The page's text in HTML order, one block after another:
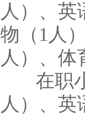
人）、英
物（1人
人）、体
在职小
人）、英